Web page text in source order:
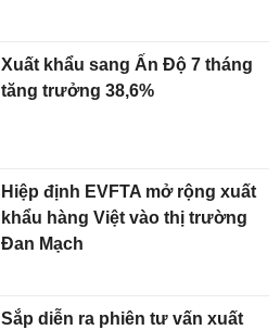
Xuất khẩu sang Ấn Độ 7 tháng
tăng trưởng 38,6%
Hiệp định EVFTA mở rộng xuất
khẩu hàng Việt vào thị trường
Đan Mạch
Sắp diễn ra phiên tư vấn xuất